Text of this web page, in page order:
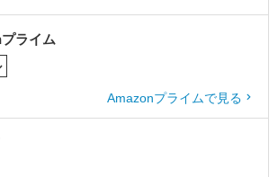
ライム
Amazonプライムで見る